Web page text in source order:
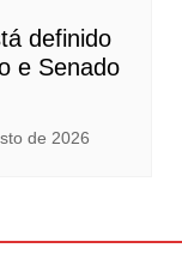
definido
e Senado
de 2026